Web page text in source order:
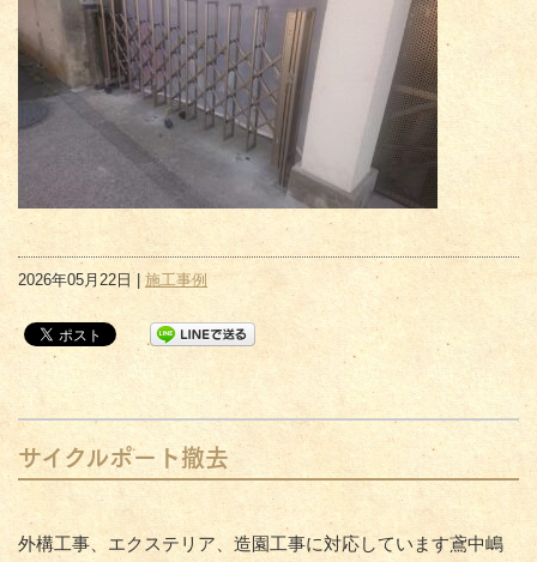
2026年05月22日 | 施工事例
サイクルポート撤去
外構工事、エクステリア、造園工事に対応しています鳶中嶋